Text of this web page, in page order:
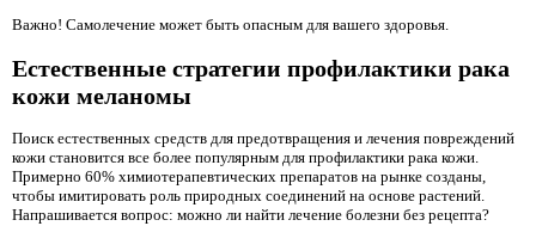
Важно! Самолечение может быть опасным для вашего здоровья.
Естественные стратегии профилактики рака
кожи меланомы
Поиск естественных средств для предотвращения и лечения повреждений
кожи становится все более популярным для профилактики рака кожи.
Примерно 60% химиотерапевтических препаратов на рынке созданы,
чтобы имитировать роль природных соединений на основе растений.
Напрашивается вопрос: можно ли найти лечение болезни без рецепта?